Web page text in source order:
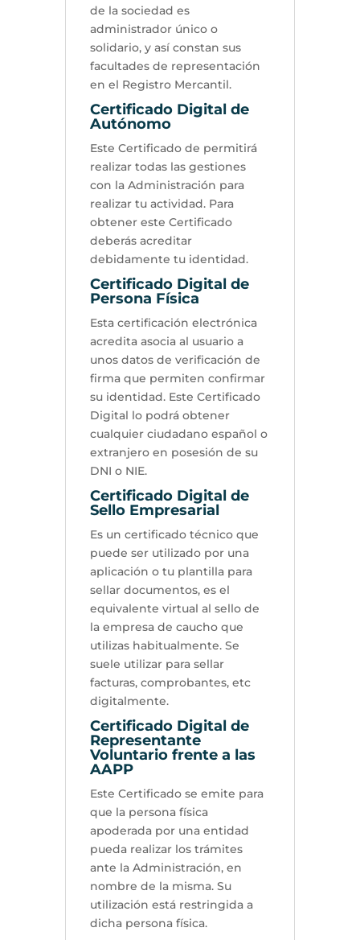
de la sociedad es
administrador único o
solidario, y así constan sus
facultades de representación
en el Registro Mercantil.
Certificado Digital de
Autónomo
Este Certificado de permitirá
realizar todas las gestiones
con la Administración para
realizar tu actividad. Para
obtener este Certificado
deberás acreditar
debidamente tu identidad.
Certificado Digital de
Persona Física
Esta certificación electrónica
acredita asocia al usuario a
unos datos de verificación de
firma que permiten confirmar
su identidad. Este Certificado
Digital lo podrá obtener
cualquier ciudadano español o
extranjero en posesión de su
DNI o NIE.
Certificado Digital de
Sello Empresarial
Es un certificado técnico que
puede ser utilizado por una
aplicación o tu plantilla para
sellar documentos, es el
equivalente virtual al sello de
la empresa de caucho que
utilizas habitualmente. Se
suele utilizar para sellar
facturas, comprobantes, etc
digitalmente.
Certificado Digital de
Representante
Voluntario frente a las
AAPP
Este Certificado se emite para
que la persona física
apoderada por una entidad
pueda realizar los trámites
ante la Administración, en
nombre de la misma. Su
utilización está restringida a
dicha persona física.